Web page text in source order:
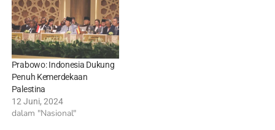
Prabowo: Indonesia Dukung
Penuh Kemerdekaan
Palestina
12 Juni, 2024
dalam "Nasional"